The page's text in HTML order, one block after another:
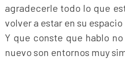
agradecerle todo lo que
volver a estar en su espacio
Y que conste que hablo
nuevo son entornos muy